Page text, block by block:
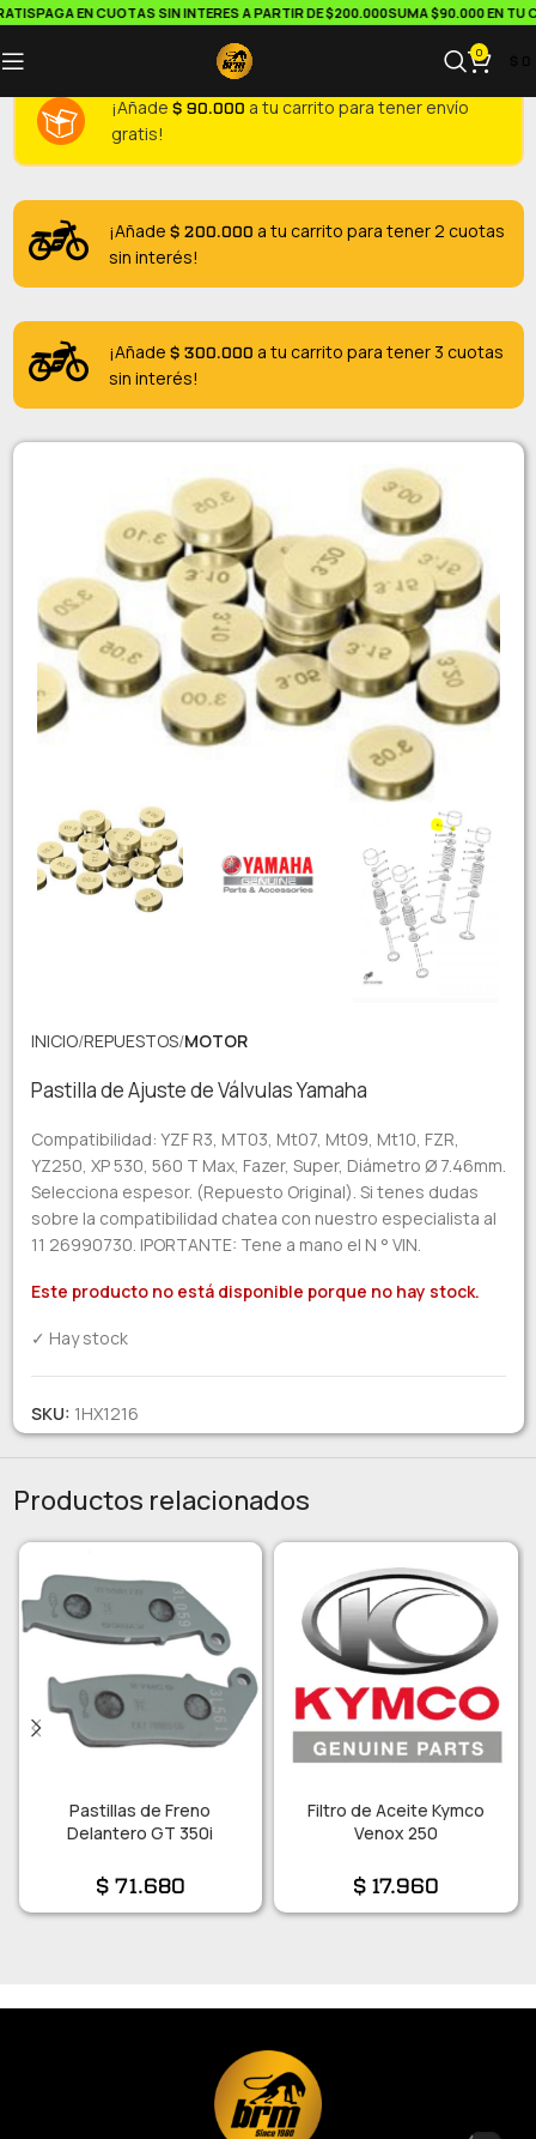
PAGA EN CUOTAS SIN INTERES A PARTIR DE $200.000SUMA $90.000 EN TU
0
¡Añade $90.000 a tu carrito para tener envío
gratis!
¡Añade $200.000 a tu carrito para tener 2 cuotas
sin interés!
¡Añade $300.000 a tu carrito para tener 3 cuotas
sin interés!
INICIO REPUESTOS MOTOR
Pastilla de Ajuste de Válvulas Yamaha
Compatibilidad: YZF R3, MT03, Mt07, Mt09, Mt10, FZR,
YZ250, XP 530, 560 T Max, Fazer, Super, Diámetro Ø 7.46mm.
Selecciona espesor. (Repuesto Original). Si tenes dudas
sobre la compatibilidad chatea con nuestro especialista al
11 26990730. IPORTANTE: Tene a mano el N ° VIN.
Este producto no está disponible porque no hay stock.
✓ Hay stock
SKU: 1HX1216
Productos relacionados
Pastillas de Freno
Delantero GT 350i
$71.680
Filtro de Aceite Kymco
Venox 250
$17.960